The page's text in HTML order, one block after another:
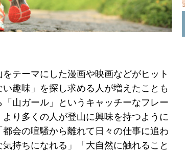
テーマにした漫画や映画などがヒット
趣味」を探し求める人が増えたことも
山ガール」というキャッチーなフレー
り多くの人が登山に興味を持つように
会の喧騒から離れて日々の仕事に追わ
持ちになれる」「大自然に触れること